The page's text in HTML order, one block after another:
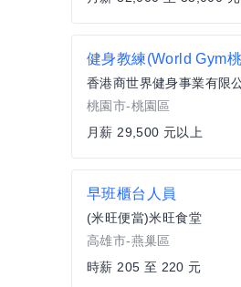
桃園市-桃園區
月薪 29,500 元以上
早班櫃台人員
(米旺便當)米旺食堂
高雄市-燕巢區
時薪 205 至 220 元